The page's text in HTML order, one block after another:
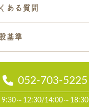
ある質問
基準
052-703-5225
9:30～12:30/14:00～18:30